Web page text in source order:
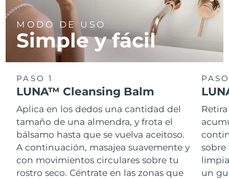
MODO DE USO
Simple y fácil
PASO 1
LUNA™ Cleansing Balm
Aplica en los dedos una cantidad del
tamaño de una almendra, y frota el
bálsamo hasta que se vuelva aceitoso.
A continuación, masajea suavemente y
con movimientos circulares sobre tu
rostro seco. Céntrate en las zonas que
un
Estados Unidos Entrega prevista 8/9/26
Uzbekistán Entrega prevista 8/13/26
Vietnam Entrega prevista8/14/26